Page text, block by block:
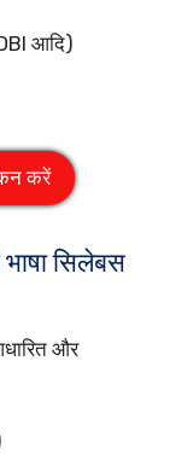
आदि)
करें
सिलेबस
और